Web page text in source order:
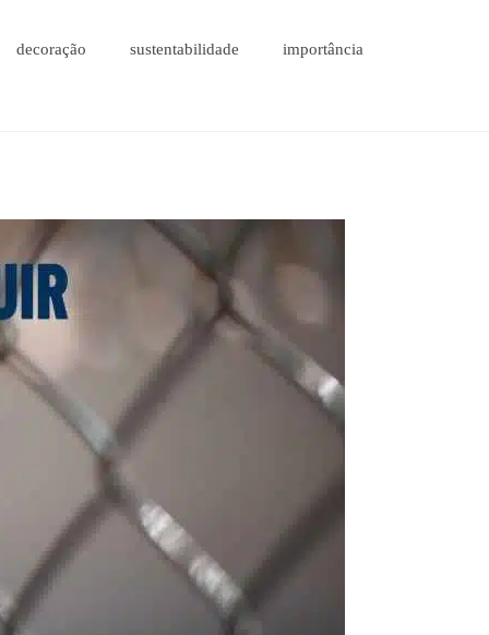
decoração sustentabilidade importância